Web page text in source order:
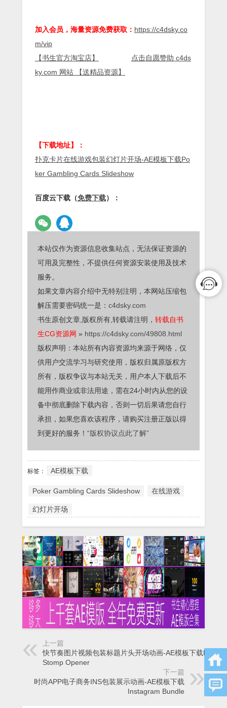
加入会员，海量资源免费获取： https://c4dsky.co
m/vip
【书生官方淘宝店】
点击自愿赞助 c4ds
ky.com 网站 【送精品资源】
【下载地址】：
扑克卡片在线游戏包装幻灯片开场-AE模板下载Po
ker Gambling Cards Slideshow
百度云下载（免费下载）：
本站仅作为资源信息收集站点，无法保证资源的
可用及完整性，不提供任何资源安装使用及技术
服务。
如果文章内容介绍中无特别注明，本网站压缩包
解压需要密码统一是： c4dsky.com
书生原创文章,版权所有,转载请注明， 转载自书
生CG资源网 » https://c4dsky.com/49808.html
版权声明：本站所有内容资源均来源于网络，仅
供用户交流学习与研究使用，版权归属原版权方
所有，版权争议与本站无关，用户本人下载后不
能用作商业或非法用途，需在24小时内从您的设
备中彻底删除下载内容，否则一切后果请您自行
承担，如果您喜欢该程序，请购买注册正版以得
到更好的服务！ “版权协议点此了解”
标签： AE模板下载
Poker Gambling Cards Slideshow 在线游戏
幻灯片开场
上一篇
快节奏图片视频包装标题片头开场动画-AE模板下载Fast
Stomp Opener
下一篇
时尚APP电子商务INS包装展示动画-AE模板下载
Instagram Bundle